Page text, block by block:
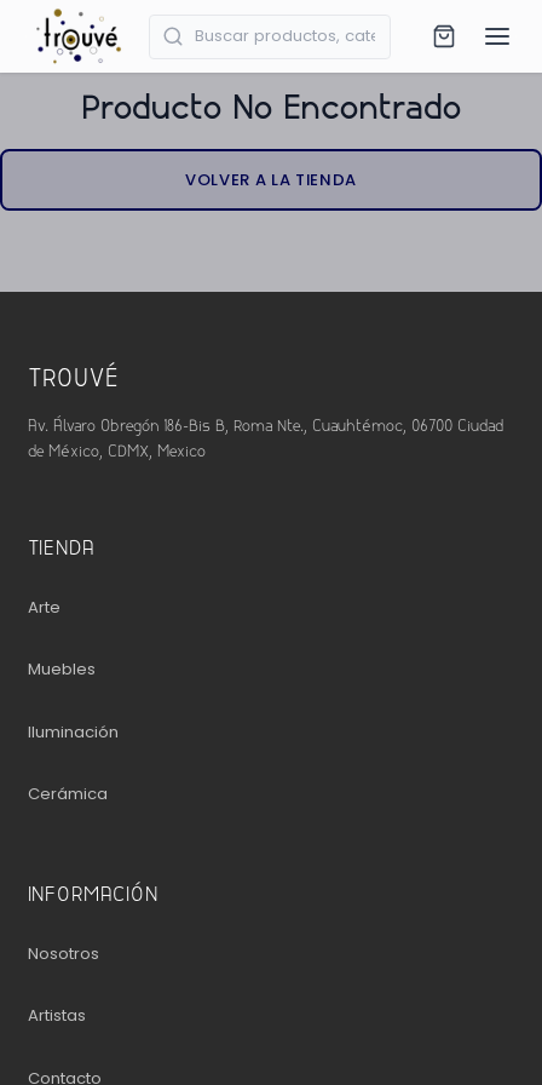
Producto No Encontrado
VOLVER A LA TIENDA
TROUVÉ
Av. Álvaro Obregón 186-Bis B, Roma Nte., Cuauhtémoc, 06700 Ciudad
de México, CDMX, Mexico
TIENDA
Arte
Muebles
Iluminación
Cerámica
INFORMACIÓN
Nosotros
Artistas
Contacto